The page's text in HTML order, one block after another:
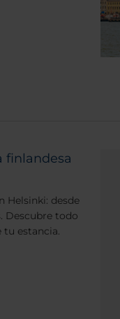
finlandesa
Helsinki: desde
Descubre todo
tu estancia.